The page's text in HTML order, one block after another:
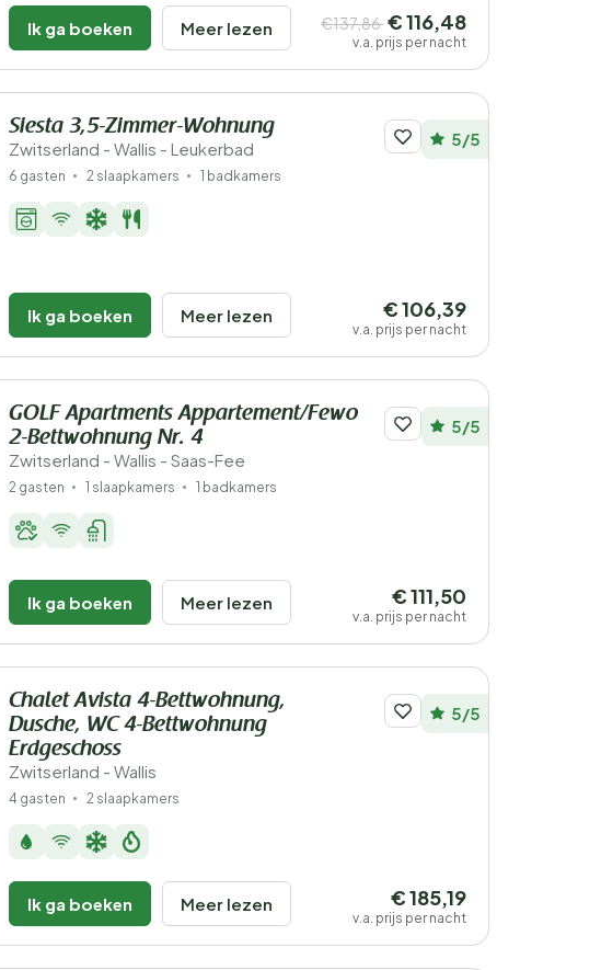
Ik ga boeken Meer lezen €137,86 € 116,48
v.a. prijs per nacht
Siesta 3,5-Zimmer-Wohnung
Zwitserland - Wallis - Leukerbad 5/5
6 gasten 2 slaapkamers 1 badkamers
Ik ga boeken Meer lezen € 106,39
v.a. prijs per nacht
GOLF Apartments Appartement/Fewo
2-Bettwohnung Nr. 4
Zwitserland - Wallis - Saas-Fee
5/5
2 gasten 1 slaapkamers 1 badkamers
Ik ga boeken Meer lezen € 111,50
v.a. prijs per nacht
Chalet Avista 4-Bettwohnung,
Dusche, WC 4-Bettwohnung
Erdgeschoss
Zwitserland - Wallis
5/5
4 gasten 2 slaapkamers
Ik ga boeken Meer lezen € 185,19
v.a. prijs per nacht